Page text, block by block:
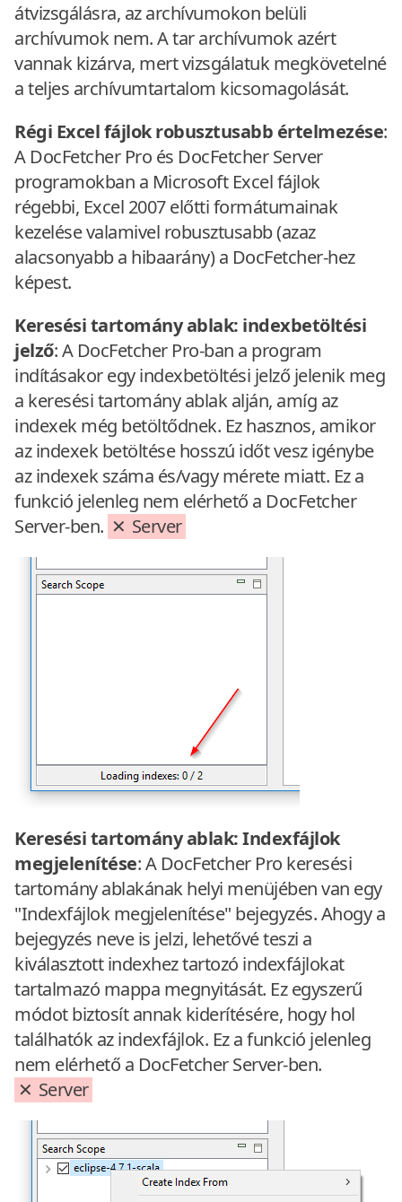
átvizsgálásra, az archívumokon belüli
archívumok nem. A tar archívumok azért
vannak kizárva, mert vizsgálatuk megkövetelné
a teljes archívumtartalom kicsomagolását.
Régi Excel fájlok robusztusabb értelmezése:
A DocFetcher Pro és DocFetcher Server
programokban a Microsoft Excel fájlok
régebbi, Excel 2007 előtti formátumainak
kezelése valamivel robusztusabb (azaz
alacsonyabb a hibaarány) a DocFetcher-hez
képest.
Keresési tartomány ablak: indexbetöltési
jelző: A DocFetcher Pro-ban a program
indításakor egy indexbetöltési jelző jelenik meg
a keresési tartomány ablak alján, amíg az
indexek még betöltődnek. Ez hasznos, amikor
az indexek betöltése hosszú időt vesz igénybe
az indexek száma és/vagy mérete miatt. Ez a
funkció jelenleg nem elérhető a DocFetcher
Server-ben.
Server
Keresési tartomány ablak: Indexfájlok
megjelenítése: A DocFetcher Pro keresési
tartomány ablakának helyi menüjében van egy
"Indexfájlok megjelenítése" bejegyzés. Ahogy a
bejegyzés neve is jelzi, lehetővé teszi a
kiválasztott indexhez tartozó indexfájlokat
tartalmazó mappa megnyitását. Ez egyszerű
módot biztosít annak kiderítésére, hogy hol
találhatók az indexfájlok. Ez a funkció jelenleg
nem elérhető a DocFetcher Server-ben.
Server